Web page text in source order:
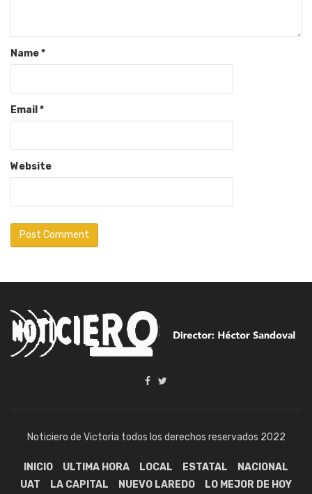
Name*
Email *
Website
Noticiero de Victoria todos los derechos reservados 2022
INICIO ULTIMA HORA LOCAL ESTATAL
NACIONAL
UAT
LA CAPITAL NUEVO LAREDO LO MEJOR DE HOY